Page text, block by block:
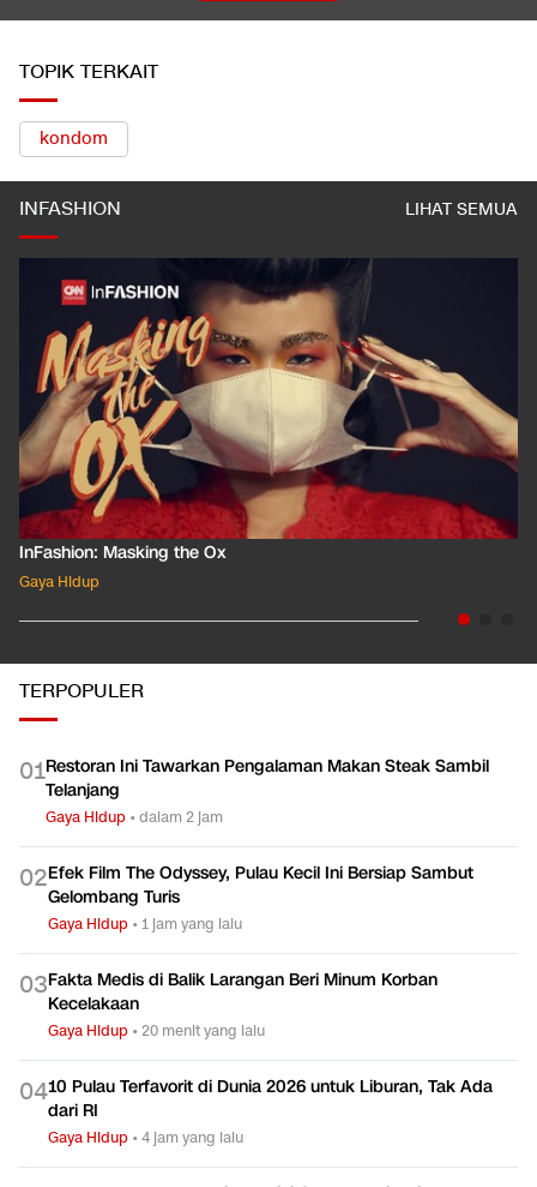
TOPIK TERKAIT
kondom
INFASHION LIHAT SEMUA
InFashion: Masking the Ox
Gaya Hidup
TERPOPULER
01Restoran Ini Tawarkan Pengalaman Makan Steak Sambil
Telanjang
Gaya Hidup •dalam 2 jam
02Efek Film The Odyssey, Pulau Kecil Ini Bersiap Sambut
Gelombang Turis
Gaya Hidup •1 jam yang lalu
03Fakta Medis di Balik Larangan Beri Minum Korban
Kecelakaan
Gaya Hidup •20 menit yang lalu
0410 Pulau Terfavorit di Dunia 2026 untuk Liburan, Tak Ada
dari RI
Gaya Hidup •4 jam yang lalu